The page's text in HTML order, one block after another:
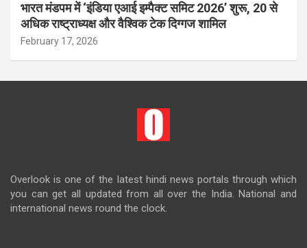
भारत मंडपम में ‘इंडिया एआई इम्पैक्ट समिट 2026’ शुरू, 20 से
अधिक राष्ट्राध्यक्ष और वैश्विक टेक दिग्गज शामिल
February 17, 2026
Overlook is one of the latest hindi news portals through which
you can get all updated from all over the India. National and
international news round the clock.